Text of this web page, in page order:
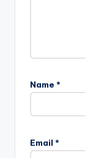
Name *
Email *